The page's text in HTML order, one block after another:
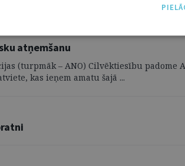
atņemšanu
(turpmāk – ANO) Cilvēktiesību
kas ieņem amatu šajā ...